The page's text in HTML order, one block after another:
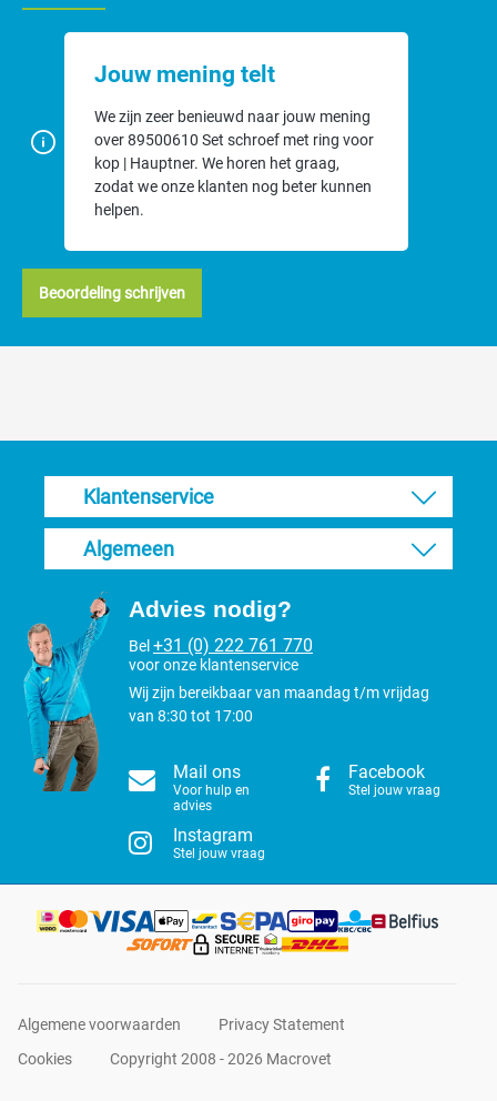
Jouw mening telt
We zijn zeer benieuwd naar jouw mening
over 89500610 Set schroef met ring voor
kop | Hauptner. We horen het graag,
zodat we onze klanten nog beter kunnen
helpen.
Beoordeling schrijven
Klantenservice
Algemeen
Advies nodig?
Bel +31 (0) 222 761 770
voor onze klantenservice
Wij zijn bereikbaar van maandag t/m vrijdag
van 8:30 tot 17:00
Mail ons
Voor hulp en
advies
Facebook
Stel jouw vraag
Instagram
Stel jouw vraag
Algemene voorwaarden
Privacy Statement
Cookies
Copyright 2008 - 2026 Macrovet